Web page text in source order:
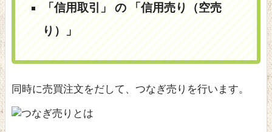
「信用取引」 の 「信用売り（空売
り）」
同時に売買注文をだして、つなぎ売りを行います。